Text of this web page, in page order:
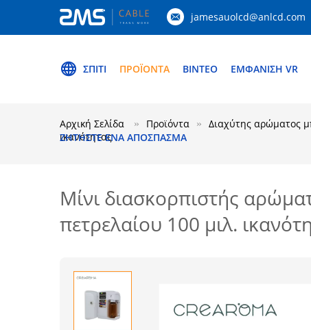
jamesauolcd@anlcd.com
ΣΠΊΤΙ ΠΡΟΪΌΝΤΑ ΒΊΝΤΕΟ ΕΜΦΆΝΙΣΗ VR
ΖΗΤΉΣΤΕ ΈΝΑ ΑΠΌΣΠΑΣΜΑ
Αρχική Σελίδα Προϊόντα Διαχύτης αρώματος
ικανότητας
Μίνι διασκορπιστής
πετρελαίου 100 μιλ.